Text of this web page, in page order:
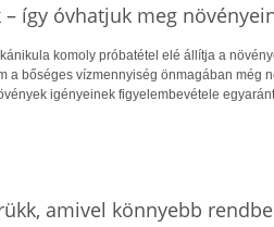
így óvhatjuk meg
komoly próbatétel elé állítja a
a bőséges vízmennyiség önmagában még
igényeinek figyelembevétele
amivel könnyebb